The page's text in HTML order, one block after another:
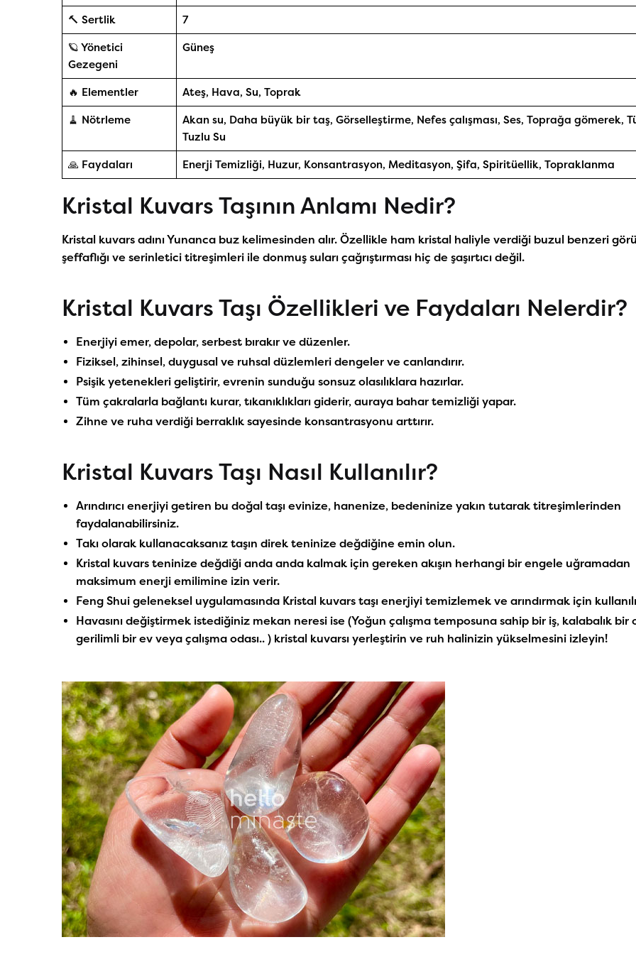
🔨 Sertlik 7
🪐 Yönetici
Gezegeni
Güneş
🔥 Elementler Ateş, Hava, Su, Toprak
🧹 Nötrleme
Akan su, Daha büyük bir taş, Görselleştirme, Nefes çalışması, Ses, Toprağa gömerek,
Tuzlu Su
🙏 Faydaları Enerji Temizliği, Huzur, Konsantrasyon, Meditasyon, Şifa, Spiritüellik, Topraklanma
Kristal Kuvars Taşının Anlamı Nedir?
Kristal kuvars adını Yunanca buz kelimesinden alır. Özellikle ham kristal haliyle verdiği buzul benzeri
şeffaflığı ve serinletici titreşimleri ile donmuş suları çağrıştırması hiç de şaşırtıcı değil.
Kristal Kuvars Taşı Özellikleri ve Faydaları Nelerdir?
Enerjiyi emer, depolar, serbest bırakır ve düzenler.
Fiziksel, zihinsel, duygusal ve ruhsal düzlemleri dengeler ve canlandırır.
Psişik yetenekleri geliştirir, evrenin sunduğu sonsuz olasılıklara hazırlar.
Tüm çakralarla bağlantı kurar, tıkanıklıkları giderir, auraya bahar temizliği yapar.
Zihne ve ruha verdiği berraklık sayesinde konsantrasyonu arttırır.
Kristal Kuvars Taşı Nasıl Kullanılır?
Arındırıcı enerjiyi getiren bu doğal taşı evinize, hanenize, bedeninize yakın tutarak titreşimlerinden
faydalanabilirsiniz.
Takı olarak kullanacaksanız taşın direk teninize değdiğine emin olun.
Kristal kuvars teninize değdiği anda anda kalmak için gereken akışın herhangi bir engele uğramadan
maksimum enerji emilimine izin verir.
Feng Shui geleneksel uygulamasında Kristal kuvars taşı enerjiyi temizlemek ve arındırmak için
Havasını değiştirmek istediğiniz mekan neresi ise (Yoğun çalışma temposuna sahip bir iş, kalabalık bir
gerilimli bir ev veya çalışma odası.. ) kristal kuvarsı yerleştirin ve ruh halinizin yükselmesini izleyin!